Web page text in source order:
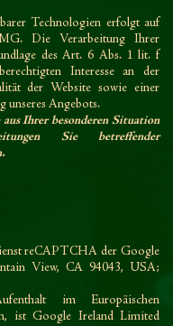
Technologien erfolgt auf
Die Verarbeitung Ihrer
des Art. 6 Abs. 1 lit. f
Interesse an der
der Website sowie einer
unseres Angebots.
Ihrer besonderen Situation
Sie betreffender
reCAPTCHA der Google
View, CA 94043, USA;
im Europäischen
ist Google Ireland Limited